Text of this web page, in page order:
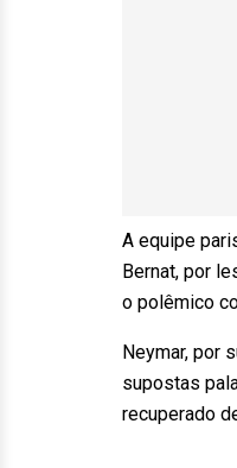
A equipe
Bernat, por
o polêmico
Neymar, por
supostas
recuperado